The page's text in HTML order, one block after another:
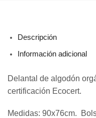
Descripción
Información adicional
Delantal de algodón
certificación Ecocert.
Medidas: 90x76cm.